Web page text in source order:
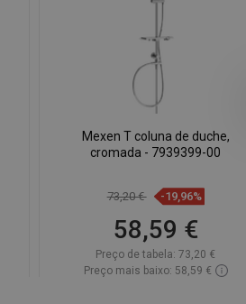
Mexen T coluna de duche,
cromada - 7939399-00
73,20 € -19,96%
58,59 €
Preço de tabela: 73,20 €
Preço mais baixo: 58,59 €